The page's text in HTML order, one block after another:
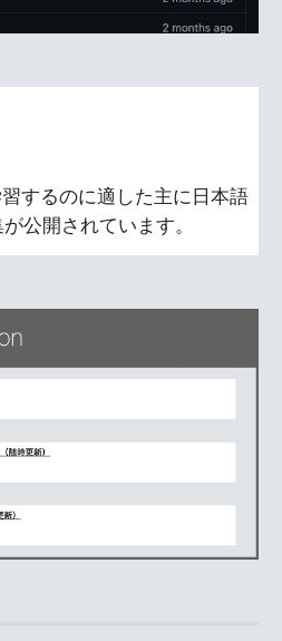
するのに適した主に日本語
公開されています。